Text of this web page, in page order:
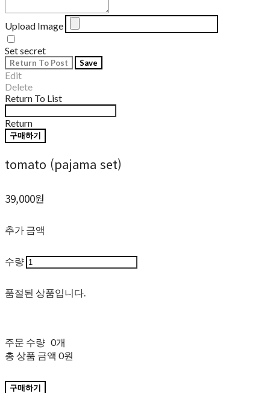
Upload Image
Set secret
Return To Post Save
Edit
Delete
Return To List
Return
구매하기
tomato (pajama set)
39,000원
추가 금액
수량
품절된 상품입니다.
주문 수량 0개
총 상품 금액 0원
구매하기